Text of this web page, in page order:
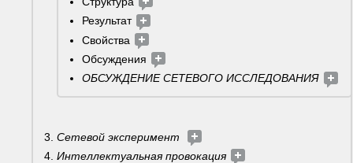
Результат
Свойства
Обсуждения
ОБСУЖДЕНИЕ СЕТЕВОГО ИССЛЕДОВАНИЯ
Сетевой эксперимент
Интеллектуальная провокация